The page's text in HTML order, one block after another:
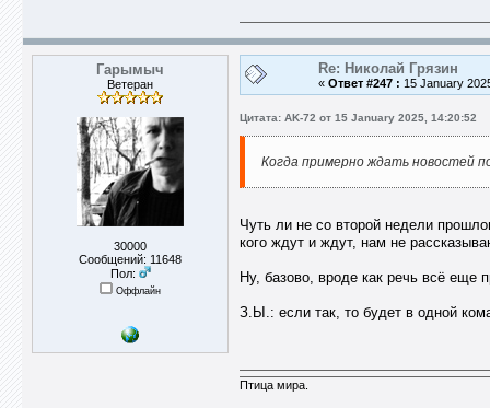
Гарымыч
Ветеран
30000
Сообщений: 11648
Пол:
Оффлайн
Re: Николай Грязин
« Ответ #247 : 15 January
Цитата: AK-72 от 15 January 2025, 14:20:52
Когда примерно ждать новостей
Чуть ли не со второй недели
кого ждут и ждут, нам не
Ну, базово, вроде как речь всё еще
З.Ы.: если так, то будет в одной
Птица мира.